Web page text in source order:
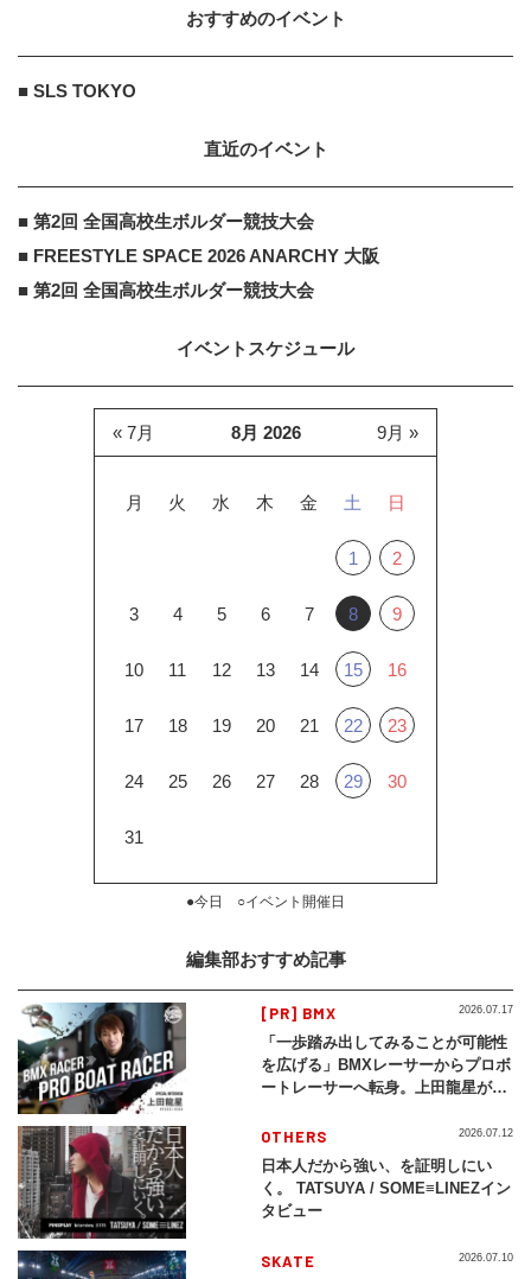
エリクシール ON 美的.COM
おすすめのイベント
■ SLS TOKYO
直近のイベント
■ 第2回 全国高校生ボルダー競技大会
■ FREESTYLE SPACE 2026 ANARCHY 大阪
■ 第2回 全国高校生ボルダー競技大会
イベントスケジュール
8月 2026
月 火 水 木 金 土 日
1 2
3 4 5 6 7 8 9
10 11 12 13 14 15 16
17 18 19 20 21 22 23
24 25 26 27 28 29 30
31
« 7月 9月 »
●今日 ○イベント開催日
編集部おすすめ記事
[PR] BMX
「一歩踏み出してみることが可能性
を広げる」BMXレーサーからプロボ
ートレーサーへ転身。上田龍星が体
2026.07.17
OTHERS
日本人だから強い、を証明しにい
く。 TATSUYA / SOME≡LINEZイン
タビュー
2026.07.12
SKATE 2026.07.10